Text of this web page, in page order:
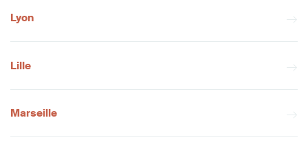
Lyon
Lille
Marseille